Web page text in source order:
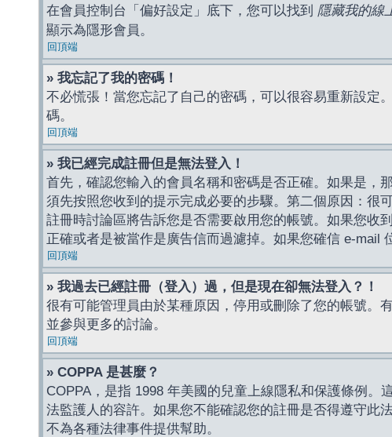
在會員控制台「偏好設定」底下，您可以找到 隱藏我的線
顯示為隱形會員。
回頂端
» 我忘記了我的密碼！
不必慌張！當您忘記了自己的密碼，可以很容易重新設定
碼。
回頂端
» 我已經完成註冊但是無法登入！
首先，確認您輸入的會員名稱和密碼是否正確。如果是，
須先按照您收到的提示完成必要的步驟。第二個原因：很
註冊時討論區將告訴您是否需要啟用您的帳號。如果您收
正確或者是被當作是廣告信而過濾掉。如果您確信 e-mail
回頂端
» 我過去已經註冊（登入）過，但是現在卻無法登入？！
很有可能管理員由於某種原因，停用或刪除了您的帳號。
並參與更多的討論。
回頂端
» COPPA 是甚麼？
COPPA，是指 1998 年美國的兒童上線隱私和保護條例
法監護人的容許。如果您不能確認您的註冊是否得遵守此
不為各種法律事件提供幫助。